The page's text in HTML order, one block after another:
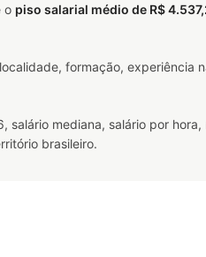
o piso salarial médio de R$
formação, experiência
mediana, salário por hora,
brasileiro.